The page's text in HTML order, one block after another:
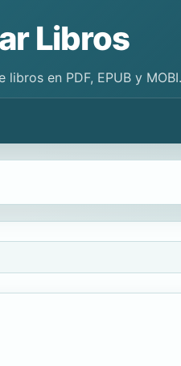
Libros
en PDF, EPUB y MOBI.